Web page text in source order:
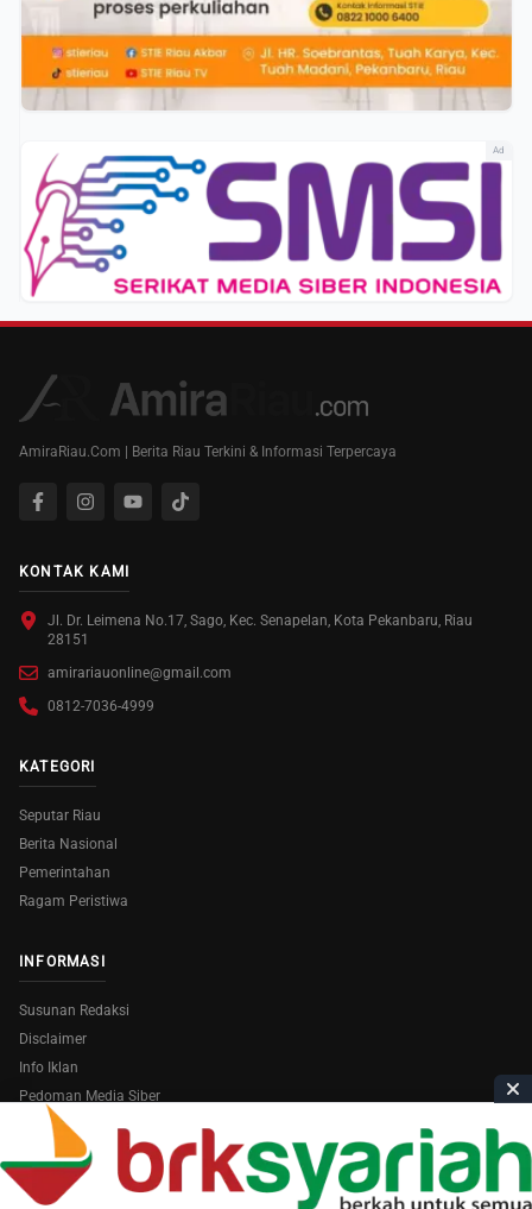
Ad
AmiraRiau.Com | Berita Riau Terkini & Informasi Terpercaya
KONTAK KAMI
Jl. Dr. Leimena No.17, Sago, Kec. Senapelan, Kota Pekanbaru, Riau
28151
amirariauonline@gmail.com
0812-7036-4999
KATEGORI
Seputar Riau
Berita Nasional
Pemerintahan
Ragam Peristiwa
INFORMASI
Susunan Redaksi
Disclaimer
Info Iklan
Pedoman Media Siber
Copyright © 2026 AmiraRiau.com . All Rights Reserved.